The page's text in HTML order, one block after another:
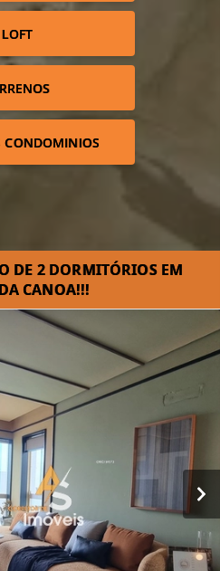
LOFT
CONDOMINIOS
DE 2 DORMITÓRIOS EM
CANOA!!!